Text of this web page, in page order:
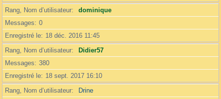
Rang, Nom d’utilisateur
dominique
Messages
0
Enregistré le
18 déc. 2016 11:45
Rang, Nom d’utilisateur
Didier57
Messages
380
Enregistré le
18 sept. 2017 16:10
Rang, Nom d’utilisateur
Drine